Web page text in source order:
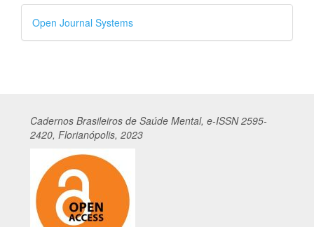
Desenvolvido
por
Open Journal Systems
Cadernos Brasileiros de Saúde Mental, e-ISSN 2595-
2420, Florianópolis, 2023